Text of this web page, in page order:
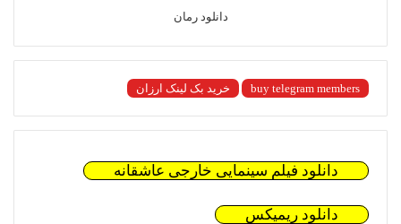
دانلود رمان
buy telegram members خرید بک لینک ارزان
دانلود فیلم سینمایی خارجی عاشقانه
دانلود ریمیکس